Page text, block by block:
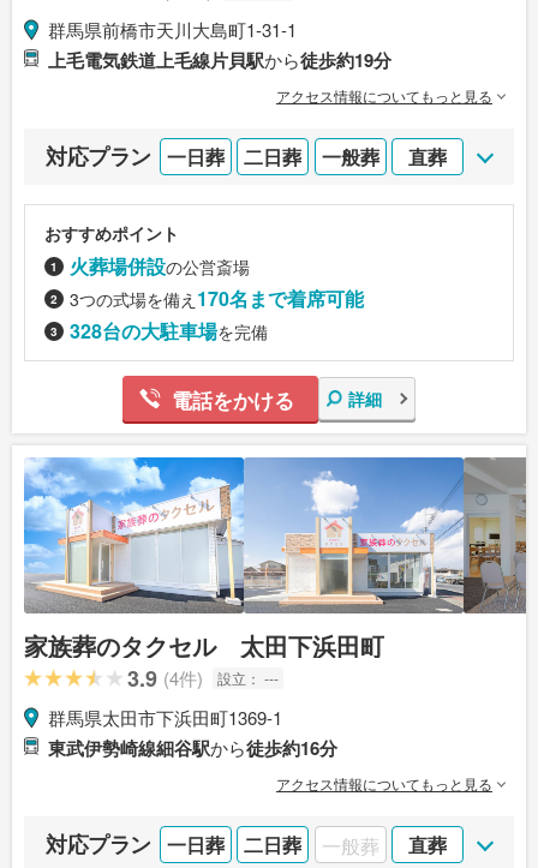
群馬県前橋市天川大島町1-31-1
上毛電気鉄道上毛線片貝駅から徒歩約19分
アクセス情報についてもっと見る
対応プラン 一日葬 二日葬 一般葬 直葬
おすすめポイント
火葬場併設の公営斎場
3つの式場を備え 170名まで着席可能
328台の大駐車場を完備
電話をかける 詳細
家族葬のタクセル 太田下浜田町
3.9 (4件) 設立： ---
群馬県太田市下浜田町1369-1
東武伊勢崎線細谷駅から徒歩約16分
アクセス情報についてもっと見る
対応プラン 一日葬 二日葬 一般葬 直葬